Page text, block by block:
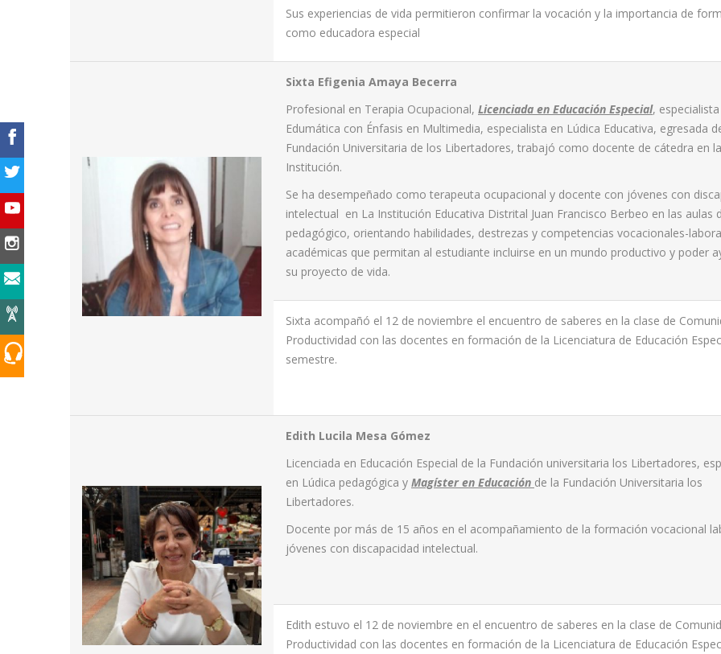
Sus experiencias de vida permitieron confirmar la vocación y la importancia de
como educadora especial
Sixta Efigenia Amaya Becerra
Profesional en Terapia Ocupacional, Licenciada en Educación Especial,
Edumática con Énfasis en Multimedia, especialista en Lúdica Educativa, egresada
Fundación Universitaria de los Libertadores, trabajó como docente de cátedra en la
Institución.
Se ha desempeñado como terapeuta ocupacional y docente con jóvenes con
intelectual en La Institución Educativa Distrital Juan Francisco Berbeo en las aulas
pedagógico, orientando habilidades, destrezas y competencias vocacionales-
académicas que permitan al estudiante incluirse en un mundo productivo y poder
su proyecto de vida.
Sixta acompañó el 12 de noviembre el encuentro de saberes en la clase de
Productividad con las docentes en formación de la Licenciatura de Educación
semestre.
Edith Lucila Mesa Gómez
Licenciada en Educación Especial de la Fundación universitaria los Libertadores,
en Lúdica pedagógica y Magíster en Educación de la Fundación Universitaria los
Libertadores.
Docente por más de 15 años en el acompañamiento de la formación vocacional
jóvenes con discapacidad intelectual.
Edith estuvo el 12 de noviembre en el encuentro de saberes en la clase de
Productividad con las docentes en formación de la Licenciatura de Educación